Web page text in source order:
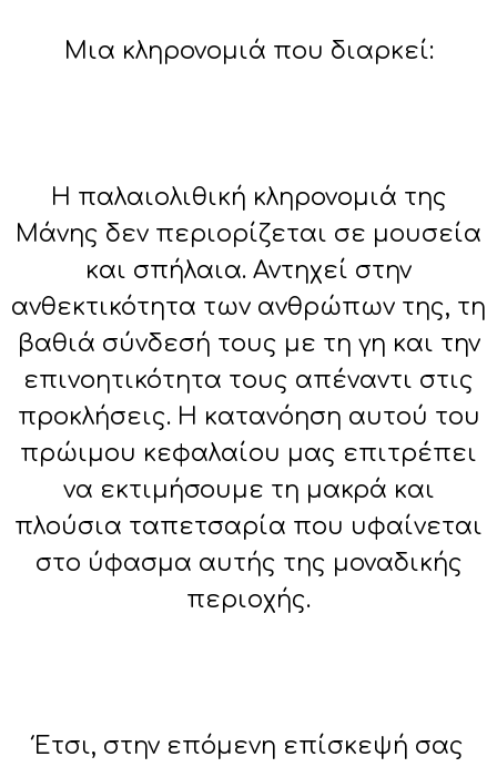
Μια κληρονομιά που διαρκεί:
Η παλαιολιθική κληρονομιά της
Μάνης δεν περιορίζεται σε μουσεία
και σπήλαια. Αντηχεί στην
ανθεκτικότητα των ανθρώπων της, τη
βαθιά σύνδεσή τους με τη γη και την
επινοητικότητα τους απέναντι στις
προκλήσεις. Η κατανόηση αυτού του
πρώιμου κεφαλαίου μας επιτρέπει
να εκτιμήσουμε τη μακρά και
πλούσια ταπετσαρία που υφαίνεται
στο ύφασμα αυτής της μοναδικής
περιοχής.
Έτσι, στην επόμενη επίσκεψή σας